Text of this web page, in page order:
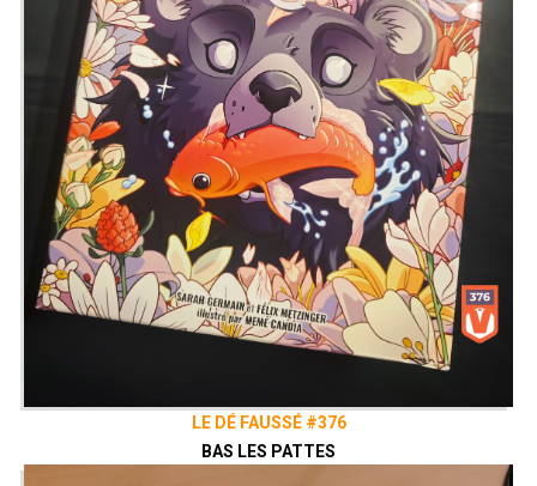
LE DÉ FAUSSÉ #376
BAS LES PATTES